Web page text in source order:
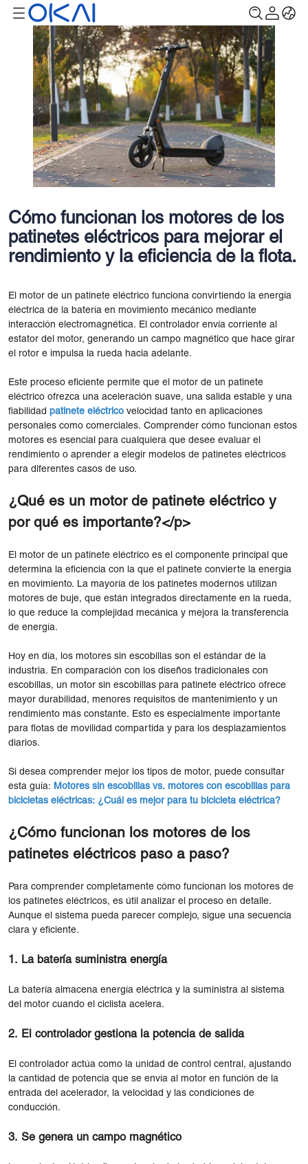
Cómo funcionan los motores de los
patinetes eléctricos para mejorar el
rendimiento y la eficiencia de la flota.
El motor de un patinete eléctrico funciona convirtiendo la energía
eléctrica de la batería en movimiento mecánico mediante
interacción electromagnética. El controlador envía corriente al
estator del motor, generando un campo magnético que hace girar
el rotor e impulsa la rueda hacia adelante.
Este proceso eficiente permite que el motor de un patinete
eléctrico ofrezca una aceleración suave, una salida estable y una
fiabilidad patinete eléctrico velocidad tanto en aplicaciones
personales como comerciales. Comprender cómo funcionan estos
motores es esencial para cualquiera que desee evaluar el
rendimiento o aprender a elegir modelos de patinetes eléctricos
para diferentes casos de uso.
¿Qué es un motor de patinete eléctrico y
por qué es importante?</p>
El motor de un patinete eléctrico es el componente principal que
determina la eficiencia con la que el patinete convierte la energía
en movimiento. La mayoría de los patinetes modernos utilizan
motores de buje, que están integrados directamente en la rueda,
lo que reduce la complejidad mecánica y mejora la transferencia
de energía.
Hoy en día, los motores sin escobillas son el estándar de la
industria. En comparación con los diseños tradicionales con
escobillas, un motor sin escobillas para patinete eléctrico ofrece
mayor durabilidad, menores requisitos de mantenimiento y un
rendimiento más constante. Esto es especialmente importante
para flotas de movilidad compartida y para los desplazamientos
diarios.
Si desea comprender mejor los tipos de motor, puede consultar
esta guía: Motores sin escobillas vs. motores con escobillas para
bicicletas eléctricas: ¿Cuál es mejor para tu bicicleta eléctrica?
¿Cómo funcionan los motores de los
patinetes eléctricos paso a paso?
Para comprender completamente cómo funcionan los motores de
los patinetes eléctricos, es útil analizar el proceso en detalle.
Aunque el sistema pueda parecer complejo, sigue una secuencia
clara y eficiente.
1. La batería suministra energía
La batería almacena energía eléctrica y la suministra al sistema
del motor cuando el ciclista acelera.
2. El controlador gestiona la potencia de salida
El controlador actúa como la unidad de control central, ajustando
la cantidad de potencia que se envía al motor en función de la
entrada del acelerador, la velocidad y las condiciones de
conducción.
3. Se genera un campo magnético